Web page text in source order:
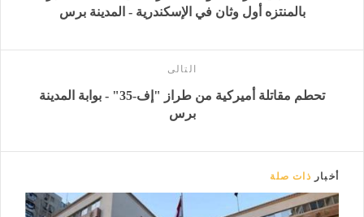
بالمنتزه أول وثان في الإسكندرية - المدينة برس
التالى
تحطم مقاتلة أميركية من طراز "إف-35" - بوابة المدينة
برس
أخبار ذات صلة